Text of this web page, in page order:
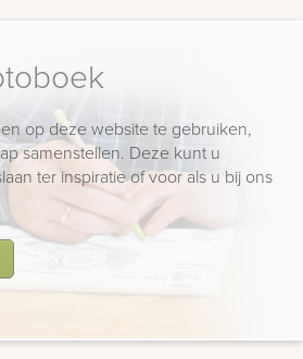
op deze website te gebruiken,
samenstellen. Deze kunt u
ter inspiratie of voor als u bij ons